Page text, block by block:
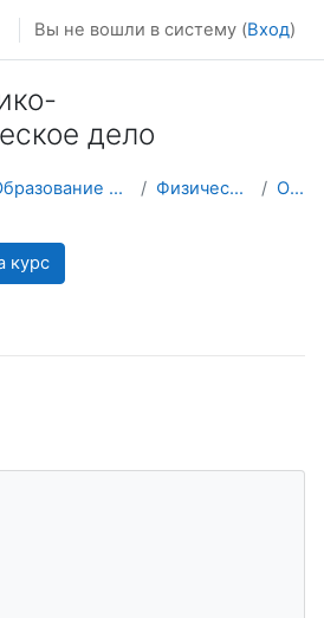
Вы не вошли в систему (Вход)
дело
Образование 2025-2026 уч.год Физической культуры О курсе
курс